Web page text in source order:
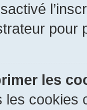
les
les cookies